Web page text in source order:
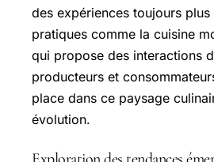
des expériences toujours plus
pratiques comme la cuisine
qui propose des interactions
producteurs et
place dans ce paysage
évolution.